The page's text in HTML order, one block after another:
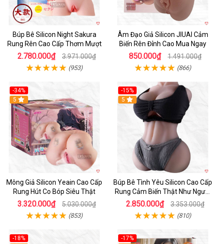
Búp Bê Silicon Night Sakura
Rung Rên Cao Cấp Thơm Mượt
2.780.000₫ 3.971.000₫
(953)
Âm Đạo Giả Silicon JIUAI Cảm
Biến Rên Đỉnh Cao Mua Ngay
850.000₫ 1.491.000₫
(866)
-34%
Hot
5
Mông Giả Silicon Yeain Cao Cấp
Rung Hút Co Bóp Siêu Thật
3.320.000₫ 5.030.000₫
(853)
-15%
5
Búp Bê Tình Yêu Silicon Cao Cấp
Rung Cảm Biến Thật Như Người
Mua
2.850.000₫ 3.353.000₫
(810)
-18%
-17%